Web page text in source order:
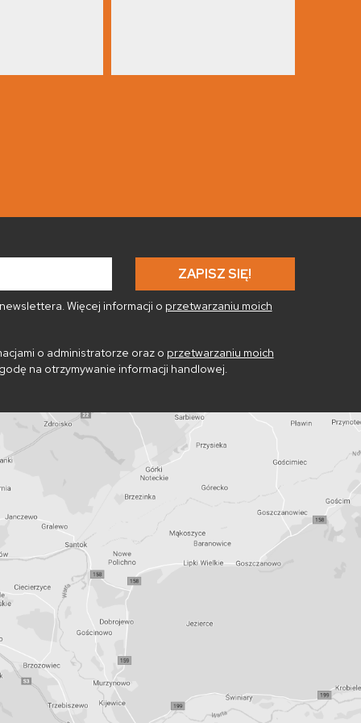
Więcej informacji o przetwarzaniu moich
o administratorze oraz o przetwarzaniu moich
na otrzymywanie informacji handlowej.